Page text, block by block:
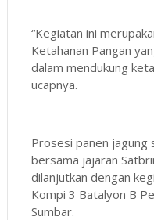
“Kegiatan ini
Ketahanan Pangan
dalam mendukung
ucapnya.
Prosesi panen jagung
bersama jajaran
dilanjutkan dengan
Kompi 3 Batalyon B
Sumbar.